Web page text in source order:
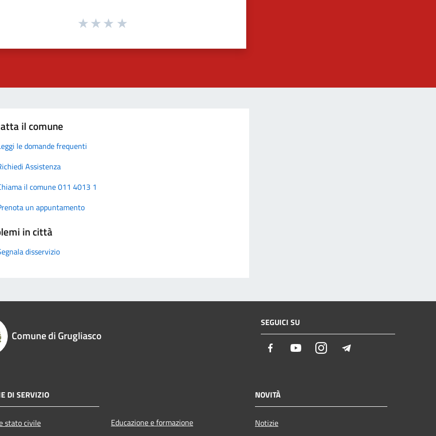
il comune
le domande frequenti
Assistenza
il comune 011 4013 1
un appuntamento
in città
disservizio
Comune di Grugliasco
SEGUICI SU
Facebook YoutubeInstagram
DI SERVIZIO
stato civile
Educazione e formazione
NOVITÀ
Notizie